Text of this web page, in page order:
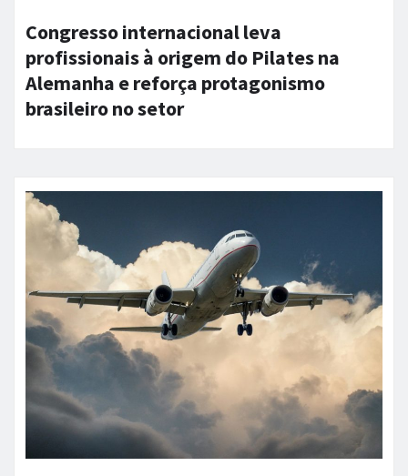
Congresso internacional leva
profissionais à origem do Pilates na
Alemanha e reforça protagonismo
brasileiro no setor